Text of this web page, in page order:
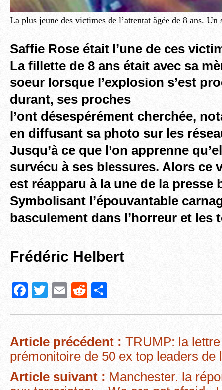
La plus jeune des victimes de l’attentat âgée de 8 ans.
Saffie Rose était l’une de ces
La fillette de 8 ans était avec sa
soeur lorsque l’explosion s’est
durant, ses proches
l’ont désespérément cherchée,
en diffusant sa photo sur les
Jusqu’à ce que l’on apprenne
survécu à ses blessures. Alors ce
est réapparu à la une de la presse
Symbolisant l’épouvantable
basculement dans l’horreur et les
Frédéric Helbert
F
e
b
o
o
T
er
E
R
di
t
g
er
Article précédent : TRUMP: la
prémonitoire de 50 ex top leaders de
Article suivant : Manchester. la